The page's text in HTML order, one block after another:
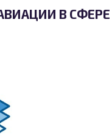
В СФЕРЕ